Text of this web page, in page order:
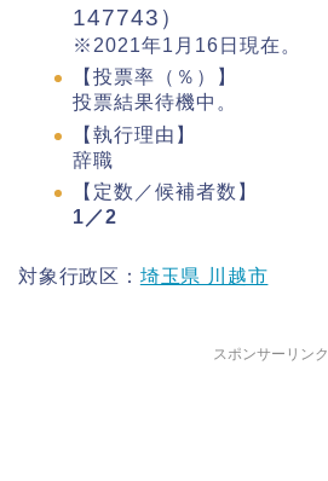
147743）
※2021年1月16日現在。
【投票率（％）】
投票結果待機中。
【執行理由】
辞職
【定数／候補者数】
1／2
対象行政区： 埼玉県 川越市
スポンサーリンク